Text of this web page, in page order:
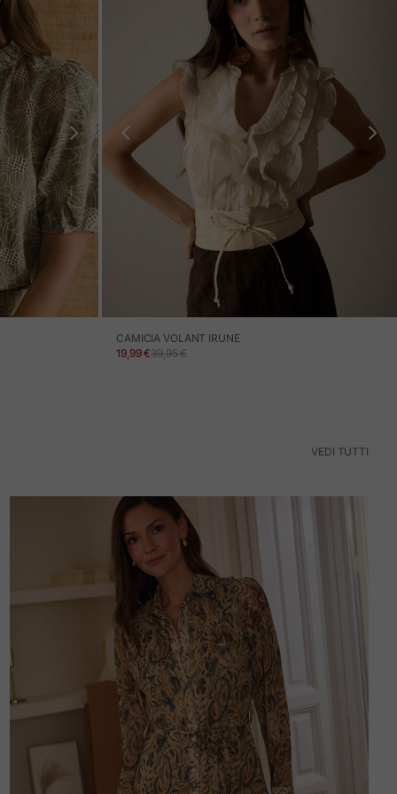
CAMICIA VOLANT IRUNE
PREZZO IN OFFERTA
19,99 €PREZZO NORMALE
39,95 €
VEDI TUTTI